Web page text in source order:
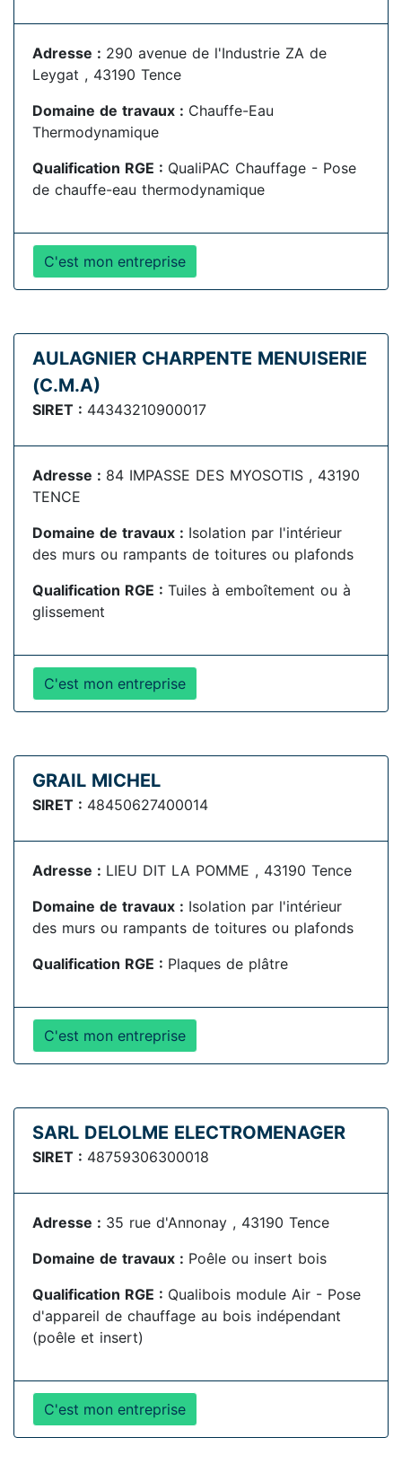
Adresse : 290 avenue de l'Industrie ZA de
Leygat , 43190 Tence
Domaine de travaux : Chauffe-Eau
Thermodynamique
Qualification RGE : QualiPAC Chauffage - Pose
de chauffe-eau thermodynamique
C'est mon entreprise
AULAGNIER CHARPENTE MENUISERIE
(C.M.A)
SIRET : 44343210900017
Adresse : 84 IMPASSE DES MYOSOTIS , 43190
TENCE
Domaine de travaux : Isolation par l'intérieur
des murs ou rampants de toitures ou plafonds
Qualification RGE : Tuiles à emboîtement ou à
glissement
C'est mon entreprise
GRAIL MICHEL
SIRET : 48450627400014
Adresse : LIEU DIT LA POMME , 43190 Tence
Domaine de travaux : Isolation par l'intérieur
des murs ou rampants de toitures ou plafonds
Qualification RGE : Plaques de plâtre
C'est mon entreprise
SARL DELOLME ELECTROMENAGER
SIRET : 48759306300018
Adresse : 35 rue d'Annonay , 43190 Tence
Domaine de travaux : Poêle ou insert bois
Qualification RGE : Qualibois module Air - Pose
d'appareil de chauffage au bois indépendant
(poêle et insert)
C'est mon entreprise